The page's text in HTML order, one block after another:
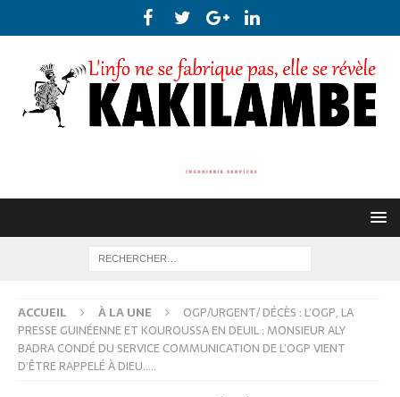
ACCUEIL À LA UNE
OGP/URGENT/ DÉCÈS : L’OGP, LA
PRESSE GUINÉENNE ET KOUROUSSA EN DEUIL : MONSIEUR ALY
BADRA CONDÉ DU SERVICE COMMUNICATION DE L’OGP VIENT
D’ÊTRE RAPPELÉ À DIEU…..